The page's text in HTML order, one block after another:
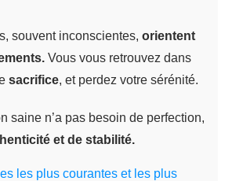
souvent inconscientes, orientent
Vous vous retrouvez dans
sacrifice, et perdez votre sérénité.
saine n’a pas besoin de perfection,
et de stabilité.
les plus courantes et les plus